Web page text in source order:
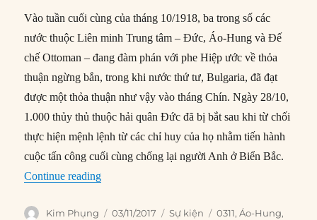
Vào tuần cuối cùng của tháng 10/1918, ba trong số các
nước thuộc Liên minh Trung tâm – Đức, Áo-Hung và Đế
chế Ottoman – đang đàm phán với phe Hiệp ước về thỏa
thuận ngừng bắn, trong khi nước thứ tư, Bulgaria, đã đạt
được một thỏa thuận như vậy vào tháng Chín. Ngày 28/10,
1.000 thủy thủ thuộc hải quân Đức đã bị bắt sau khi từ chối
thực hiện mệnh lệnh từ các chỉ huy của họ nhằm tiến hành
cuộc tấn công cuối cùng chống lại người Anh ở Biển Bắc.
Continue reading“03/11/1918: Liên minh Trung tâm đối mặt với
Author
Kim Phụng
Posted
03/11/2017 Categories
Sự kiện Tags
0311,Áo-Hung,